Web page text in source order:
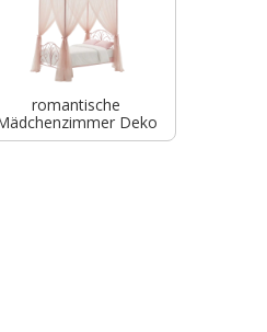
romantische
Deko